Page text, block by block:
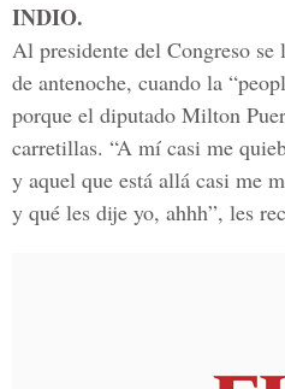
INDIO.
Al presidente del Congreso
de antenoche, cuando la
porque el diputado Milton
carretillas. “A mí casi me
y aquel que está allá casi me
y qué les dije yo, ahhh”, les